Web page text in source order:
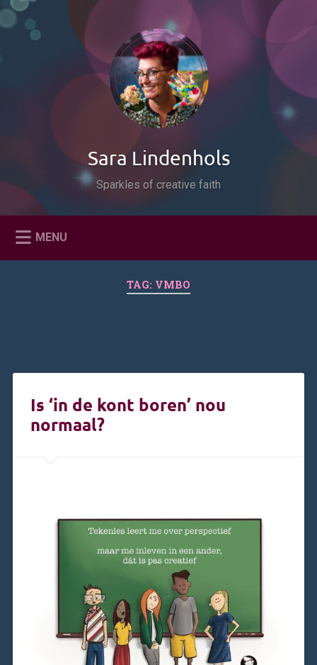
Naar
inhoud
Zoeken
Sara Lindenhols
Sparkles of creative faith
MENU
TAG: VMBO
Is ‘in de kont boren’ nou
normaal?